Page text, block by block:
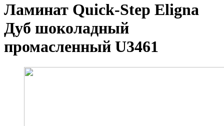
Ламинат Quick-Step Eligna
Дуб шоколадный
промасленный U3461